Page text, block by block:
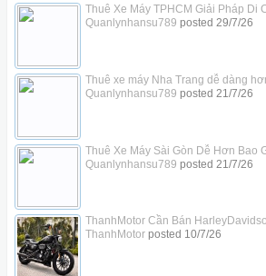
Thuê Xe Máy TPHCM Giải Pháp Di
Quanlynhansu789 posted 29/7/26
Thuê xe máy Nha Trang dễ dàng
Quanlynhansu789 posted 21/7/26
Thuê Xe Máy Sài Gòn Dễ Hơn Bao
Quanlynhansu789 posted 21/7/26
ThanhMotor Cần Bán
ThanhMotorposted 10/7/26